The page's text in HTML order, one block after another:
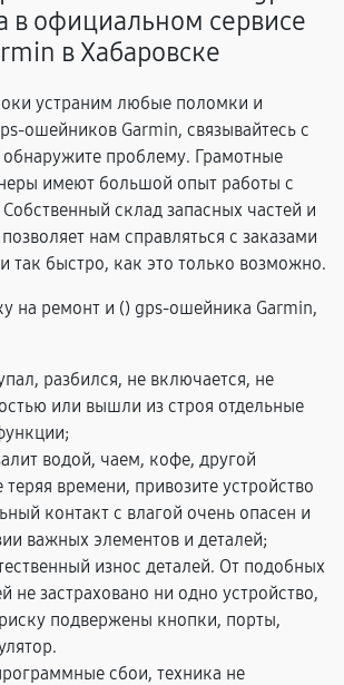
в официальном сервисе
в Хабаровске
устраним любые поломки и
ошейников Garmin, связывайтесь с
проблему. Грамотные
имеют большой опыт работы с
склад запасных частей и
нам справляться с заказами
так быстро, как это только возможно.
на ремонт и () gps-ошейника Garmin,
разбился, не включается, не
или вышли из строя отдельные
водой, чаем, кофе, другой
времени, привозите устройство
контакт с влагой очень опасен и
важных элементов и деталей;
износ деталей. От подобных
не застраховано ни одно устройство,
подвержены кнопки, порты,
сбои, техника не